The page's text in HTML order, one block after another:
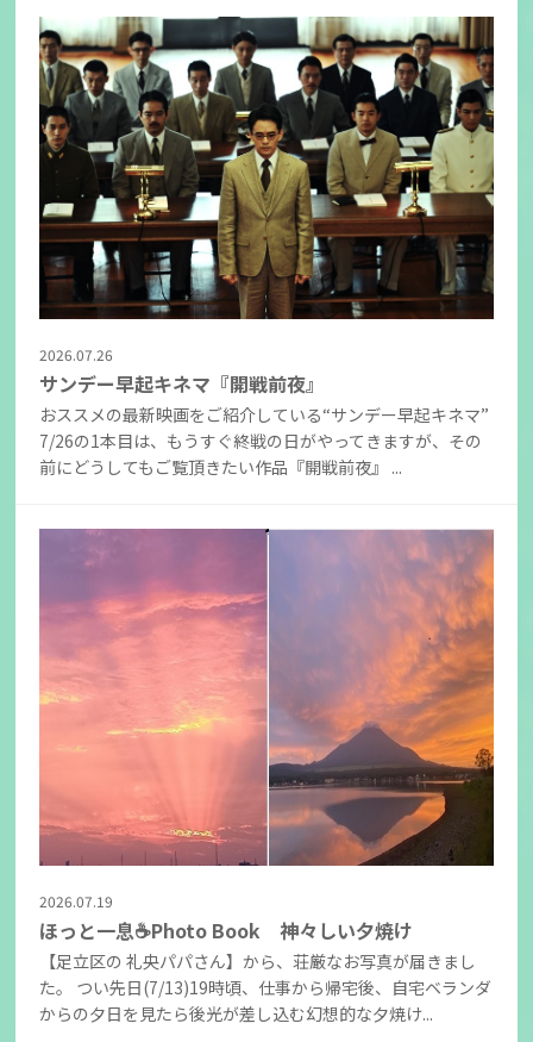
2026.07.26
サンデー早起キネマ『開戦前夜』
おススメの最新映画をご紹介している“サンデー早起キネマ”
7/26の1本目は、もうすぐ終戦の日がやってきますが、その
前にどうしてもご覧頂きたい作品『開戦前夜』 ...
2026.07.19
ほっと一息☕Photo Book 神々しい夕焼け
【足立区の 礼央パパさん】から、荘厳なお写真が届きまし
た。 つい先日(7/13)19時頃、仕事から帰宅後、自宅ベランダ
からの夕日を見たら後光が差し込む幻想的な夕焼け...